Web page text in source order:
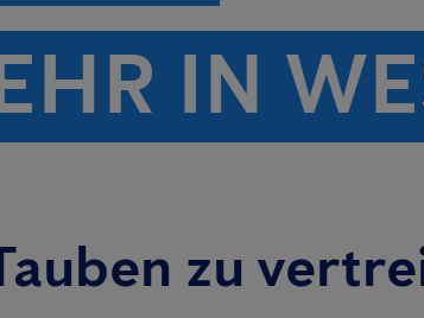
IN
zu